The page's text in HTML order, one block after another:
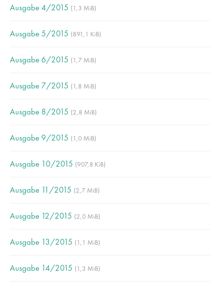
Register | Lost your password?
Support
24h
We offer support for our customers
Mon - Fri 8:00am - 5:00pm
Get in touch
Cybersteel Inc.
San Francisco, CA 94102
Have any questions?
Ausgabe 4/2015 (1,3 MiB)
Ausgabe 5/2015 (891,1 KiB)
Ausgabe 6/2015 (1,7 MiB)
Ausgabe 7/2015 (1,8 MiB)
Ausgabe 8/2015 (2,8 MiB)
Ausgabe 9/2015 (1,0 MiB)
Ausgabe 10/2015 (907,8 KiB)
Ausgabe 11/2015 (2,7 MiB)
Ausgabe 12/2015 (2,0 MiB)
Ausgabe 13/2015 (1,1 MiB)
Ausgabe 14/2015 (1,3 MiB)